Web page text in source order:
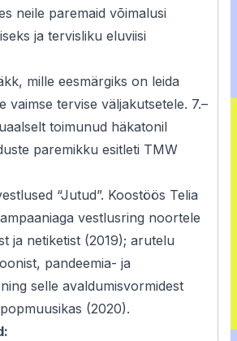
neile paremaid võimalusi
ja tervisliku eluviisi
mille eesmärgiks on leida
vaimse tervise väljakutsetele. 7.–
toimunud häkatonil
paremikku esitleti TMW
“Jutud”. Koostöös Telia
vestlusring noortele
ja netiketist (2019); arutelu
pandeemia- ja
selle avaldumisvormidest
(2020).